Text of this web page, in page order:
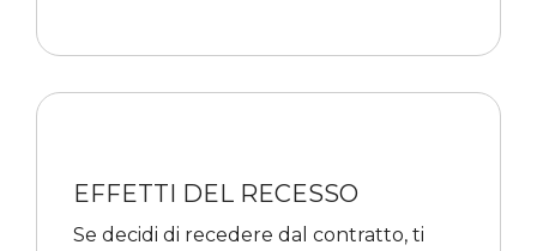
EFFETTI DEL RECESSO
Se decidi di recedere dal contratto, ti